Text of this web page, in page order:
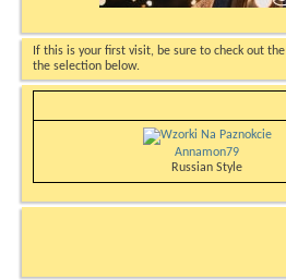
If this is your first visit, be sure to check out the
the selection below.
Annamon79
Russian Style